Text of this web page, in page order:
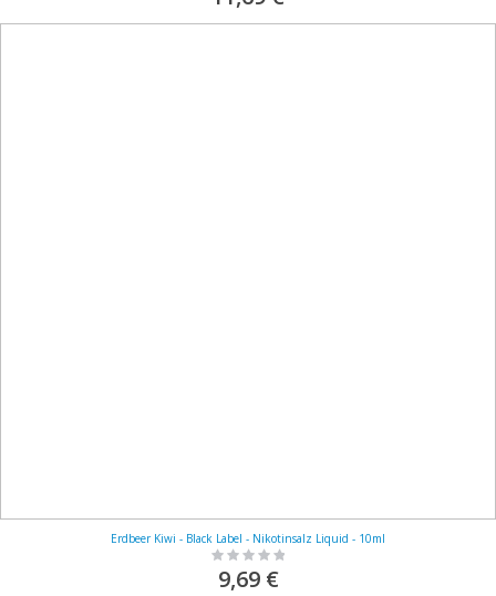
Erdbeer Kiwi - Black Label - Nikotinsalz Liquid - 10ml
Rating:
0%
9,69 €